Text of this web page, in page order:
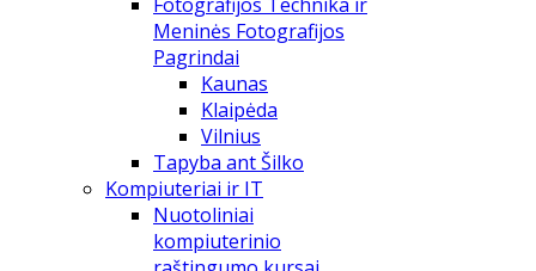
Meninės Fotografijos
Pagrindai
Kaunas
Klaipėda
Vilnius
Tapyba ant Šilko
Kompiuteriai ir IT
Nuotoliniai
kompiuterinio